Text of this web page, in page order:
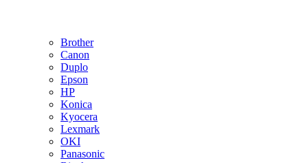
Brother
Canon
Duplo
Epson
HP
Konica
Kyocera
Lexmark
OKI
Panasonic